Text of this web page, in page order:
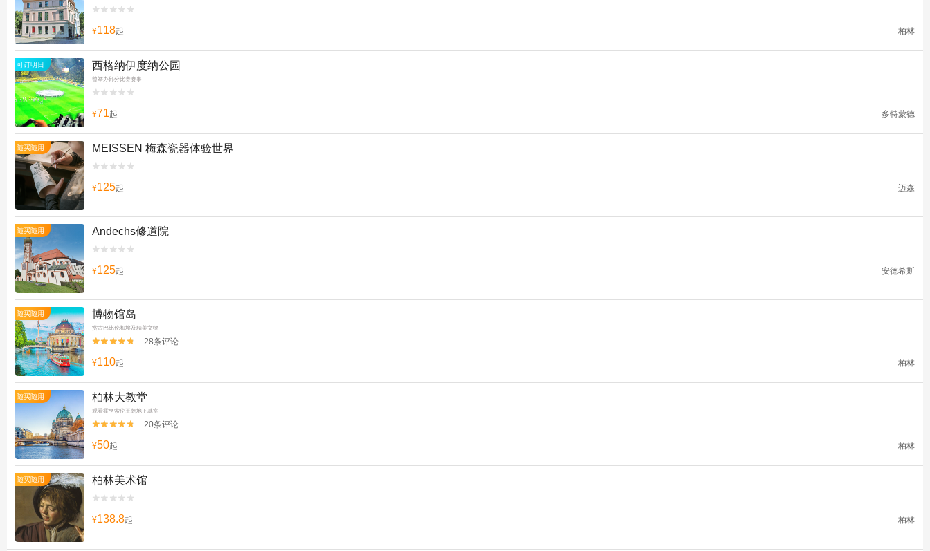


¥118起 柏林
可订明日 西格纳伊度纳公园
曾举办部分比赛赛事


¥71起 多特蒙德
随买随用 MEISSEN 梅森瓷器体验世界


¥125起 迈森
随买随用 Andechs修道院


¥125起 安德希斯
随买随用 博物馆岛
赏古巴比伦和埃及精美文物

 28条评论
¥110起 柏林
随买随用 柏林大教堂
观看霍亨索伦王朝地下墓室

 20条评论
¥50起 柏林
随买随用 柏林美术馆


¥138.8起 柏林